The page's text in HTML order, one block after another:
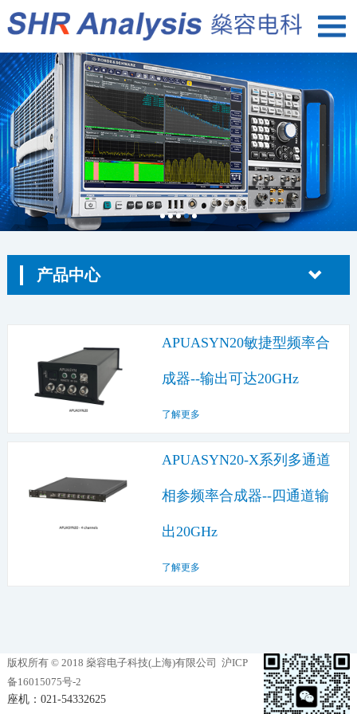
产品中心
APUASYN20敏捷型频率合
成器--输出可达20GHz
了解更多
APUASYN20-X系列多通道
相参频率合成器--四通道输
出20GHz
了解更多
版权所有 © 2018 燊容电子科技(上海)有限公司 沪ICP
备16015075号-2
座机：021-54332625